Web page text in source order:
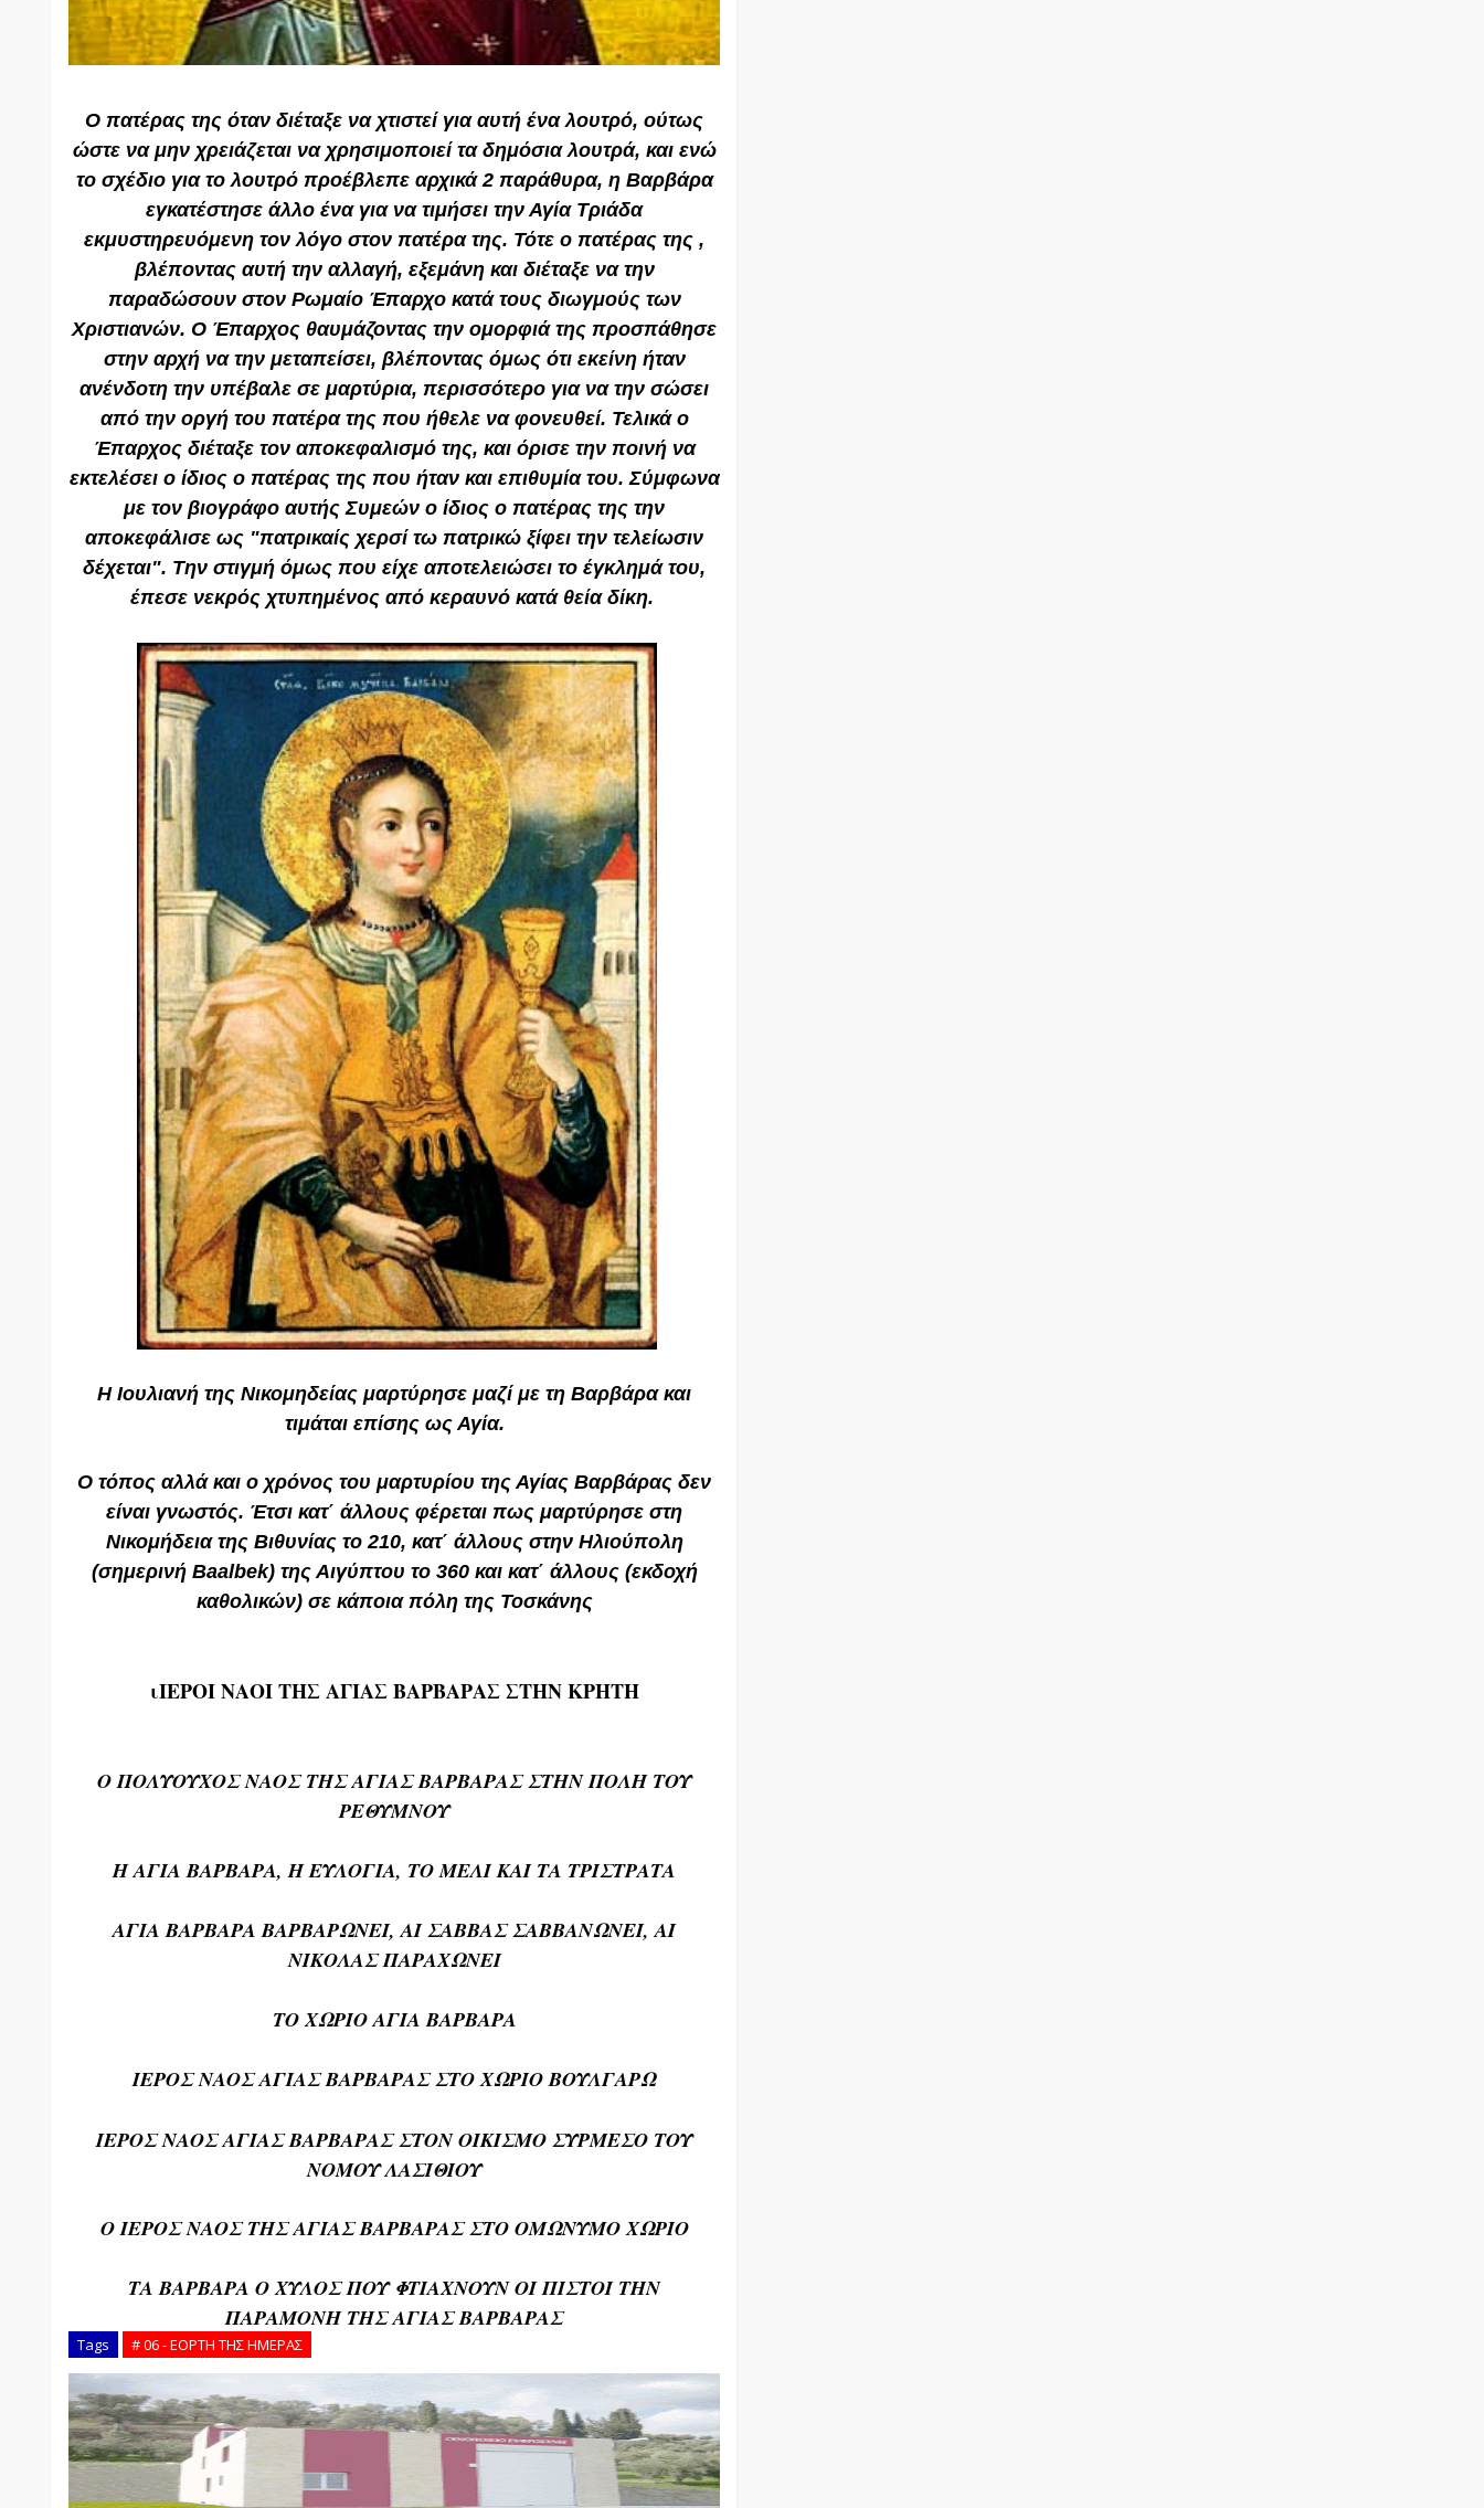
Ο πατέρας της όταν διέταξε να χτιστεί για αυτή ένα λουτρό, ούτως
ώστε να μην χρειάζεται να χρησιμοποιεί τα δημόσια λουτρά, και ενώ
το σχέδιο για το λουτρό προέβλεπε αρχικά 2 παράθυρα, η Βαρβάρα
εγκατέστησε άλλο ένα για να τιμήσει την Αγία Τριάδα
εκμυστηρευόμενη τον λόγο στον πατέρα της. Τότε ο πατέρας της ,
βλέποντας αυτή την αλλαγή, εξεμάνη και διέταξε να την
παραδώσουν στον Ρωμαίο Έπαρχο κατά τους διωγμούς των
Χριστιανών. Ο Έπαρχος θαυμάζοντας την ομορφιά της προσπάθησε
στην αρχή να την μεταπείσει, βλέποντας όμως ότι εκείνη ήταν
ανένδοτη την υπέβαλε σε μαρτύρια, περισσότερο για να την σώσει
από την οργή του πατέρα της που ήθελε να φονευθεί. Τελικά ο
Έπαρχος διέταξε τον αποκεφαλισμό της, και όρισε την ποινή να
εκτελέσει ο ίδιος ο πατέρας της που ήταν και επιθυμία του. Σύμφωνα
με τον βιογράφο αυτής Συμεών ο ίδιος ο πατέρας της την
αποκεφάλισε ως "πατρικαίς χερσί τω πατρικώ ξίφει την τελείωσιν
δέχεται". Την στιγμή όμως που είχε αποτελειώσει το έγκλημά του,
έπεσε νεκρός χτυπημένος από κεραυνό κατά θεία δίκη.
Η Ιουλιανή της Νικομηδείας μαρτύρησε μαζί με τη Βαρβάρα και
τιμάται επίσης ως Αγία.
Ο τόπος αλλά και ο χρόνος του μαρτυρίου της Αγίας Βαρβάρας δεν
είναι γνωστός. Έτσι κατ΄ άλλους φέρεται πως μαρτύρησε στη
Νικομήδεια της Βιθυνίας το 210, κατ΄ άλλους στην Ηλιούπολη
(σημερινή Baalbek) της Αιγύπτου το 360 και κατ΄ άλλους (εκδοχή
καθολικών) σε κάποια πόλη της Τοσκάνης
ιΙΕΡΟΙ ΝΑΟΙ ΤΗΣ ΑΓΙΑΣ ΒΑΡΒΑΡΑΣ ΣΤΗΝ ΚΡΗΤΗ
Ο ΠΟΛΥΟΥΧΟΣ ΝΑΟΣ ΤΗΣ ΑΓΙΑΣ ΒΑΡΒΑΡΑΣ ΣΤΗΝ ΠΟΛΗ ΤΟΥ
ΡΕΘΥΜΝΟΥ
Η ΑΓΙΑ ΒΑΡΒΑΡΑ, Η ΕΥΛΟΓΙΑ, ΤΟ ΜΕΛΙ ΚΑΙ ΤΑ ΤΡΙΣΤΡΑΤΑ
ΑΓΙΑ ΒΑΡΒΑΡΑ ΒΑΡΒΑΡΩΝΕΙ, ΑΙ ΣΑΒΒΑΣ ΣΑΒΒΑΝΩΝΕΙ, ΑΙ
ΝΙΚΟΛΑΣ ΠΑΡΑΧΩΝΕΙ
ΤΟ ΧΩΡΙΟ ΑΓΙΑ ΒΑΡΒΑΡΑ
ΙΕΡΟΣ ΝΑΟΣ ΑΓΙΑΣ ΒΑΡΒΑΡΑΣ ΣΤΟ ΧΩΡΙΟ ΒΟΥΛΓΑΡΩ
ΙΕΡΟΣ ΝΑΟΣ ΑΓΙΑΣ ΒΑΡΒΑΡΑΣ ΣΤΟΝ ΟΙΚΙΣΜΟ ΣΥΡΜΕΣΟ ΤΟΥ
ΝΟΜΟΥ ΛΑΣΙΘΙΟΥ
Ο ΙΕΡΟΣ ΝΑΟΣ ΤΗΣ ΑΓΙΑΣ ΒΑΡΒΑΡΑΣ ΣΤΟ ΟΜΩΝΥΜΟ ΧΩΡΙΟ
ΤΑ ΒΑΡΒΑΡΑ Ο ΧΥΛΟΣ ΠΟΥ ΦΤΙΑΧΝΟΥΝ ΟΙ ΠΙΣΤΟΙ ΤΗΝ
ΠΑΡΑΜΟΝΗ ΤΗΣ ΑΓΙΑΣ ΒΑΡΒΑΡΑΣ
Tags # 06 - ΕΟΡΤΗ ΤΗΣ ΗΜΕΡΑΣ